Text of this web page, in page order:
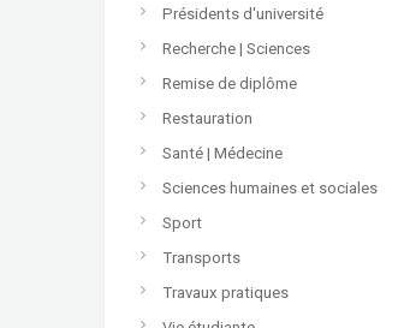
Présidents d'université
Recherche | Sciences
Remise de diplôme
Restauration
Santé | Médecine
Sciences humaines et sociales
Sport
Transports
Travaux pratiques